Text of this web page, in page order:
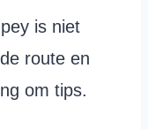
is niet
route en
om tips.